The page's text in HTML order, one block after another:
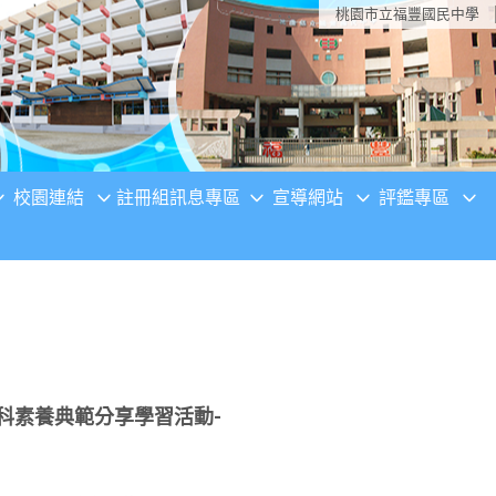
桃園市立福豐國民中學
校園連結 註冊組訊息專區 宣導網站 評鑑專區
素養典範分享學習活動-